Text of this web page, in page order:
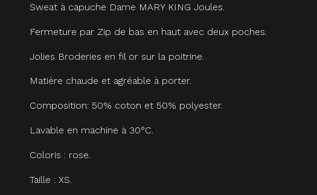
Sweat à capuche Dame MARY KING Joules.
Fermeture par Zip de bas en haut avec deux poches.
Jolies Broderies en fil or sur la poitrine.
Matière chaude et agréable à porter.
Composition: 50% coton et 50% polyester.
Lavable en machine à 30°C.
Coloris : rose.
Taille : XS.